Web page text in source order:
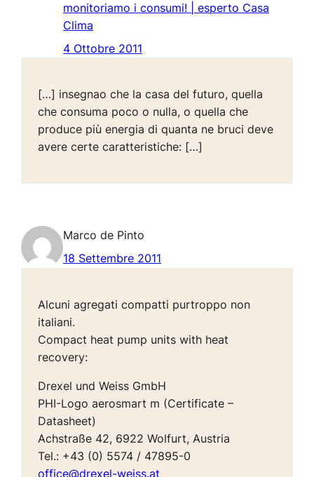
monitoriamo i consumi! | esperto Casa
Clima
4 Ottobre 2011
[…] insegnao che la casa del futuro, quella
che consuma poco o nulla, o quella che
produce più energia di quanta ne bruci deve
avere certe caratteristiche: […]
Marco de Pinto
18 Settembre 2011
Alcuni agregati compatti purtroppo non
italiani.
Compact heat pump units with heat
recovery:
Drexel und Weiss GmbH
PHI-Logo aerosmart m (Certificate –
Datasheet)
Achstraße 42, 6922 Wolfurt, Austria
Tel.: +43 (0) 5574 / 47895-0
office@drexel-weiss.at